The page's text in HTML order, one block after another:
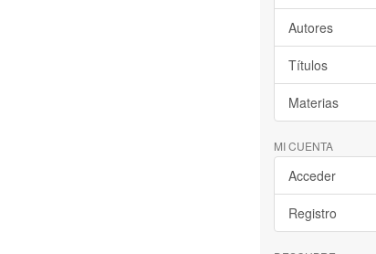
Autores
Títulos
Materias
MI CUENTA
Acceder
Registro